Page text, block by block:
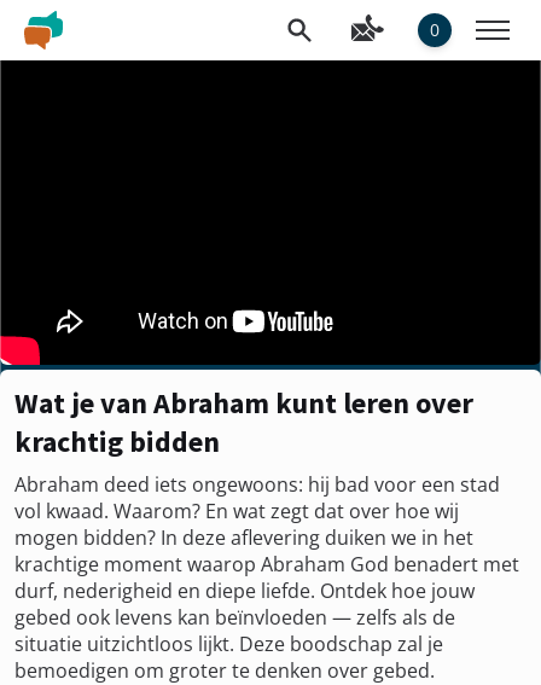
0
Wat je van Abraham kunt leren over
krachtig bidden
Abraham deed iets ongewoons: hij bad voor een stad
vol kwaad. Waarom? En wat zegt dat over hoe wij
mogen bidden? In deze aflevering duiken we in het
krachtige moment waarop Abraham God benadert met
durf, nederigheid en diepe liefde. Ontdek hoe jouw
gebed ook levens kan beïnvloeden — zelfs als de
situatie uitzichtloos lijkt. Deze boodschap zal je
bemoedigen om groter te denken over gebed.